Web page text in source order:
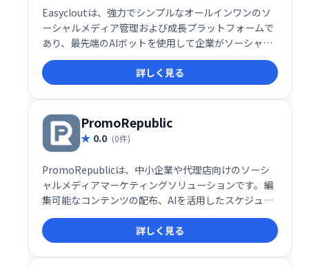
Easycloutは、強力でシンプルなオールインワンのソ
ーシャルメディア管理および成長プラットフォームで
あり、最先端のAIボットを使用して企業がソーシャル
メディアマーケティングのコストを削減するのに役立
ちます。時間を節約し、生産性を高め、より良いビジ
ネス結果を達成します。
詳しく見る
PromoRepublic
0.0 (0件)
PromoRepublicは、中小企業や代理店向けのソーシ
ャルメディアマーケティングソリューションです。編
集可能なコンテンツの配布、AIを活用したスケジュー
リング、複数クライアント/拠点の管理、ローカル広告
の実行など、効率的なコンテンツ配信ワークフローを
提供します。結果を把握しながら、効果的なソーシャ
ルメディア戦略を実現できます。
詳しく見る